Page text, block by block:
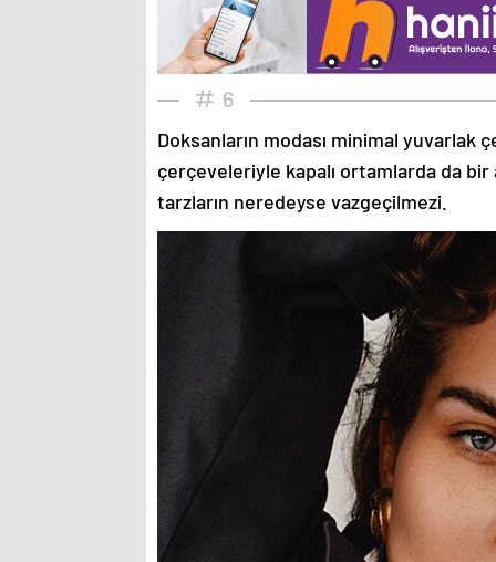
6
Doksanların modası minimal
çerçeveleriyle kapalı ortamlarda da
tarzların neredeyse vazgeçilmezi.